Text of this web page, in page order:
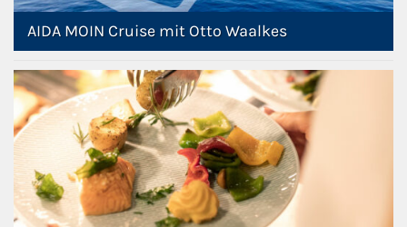
AIDA MOIN Cruise mit Otto Waalkes